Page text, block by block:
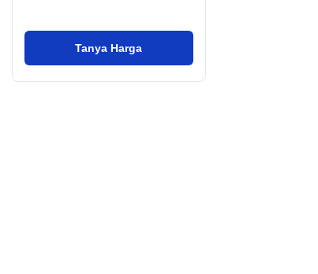
Tanya Harga